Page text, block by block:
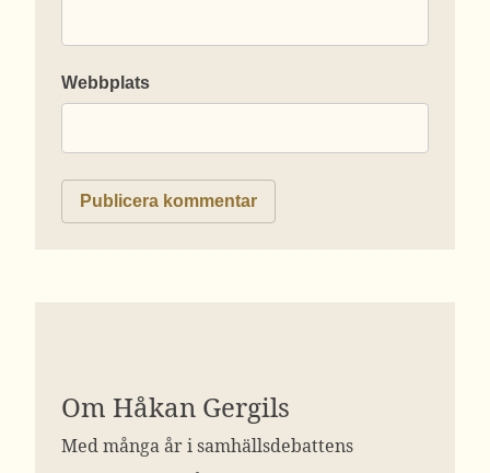
Webbplats
Om Håkan Gergils
Med många år i samhällsdebattens